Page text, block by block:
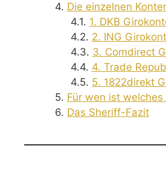
Die einzelnen
1. DKB
2. ING
3. Comdirect
4. Trade
5. 1822direkt
Für wen ist
Das Sheriff-Fazit